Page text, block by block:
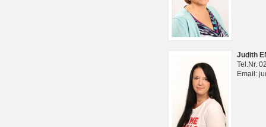
Judith
Tel.Nr.
Email: